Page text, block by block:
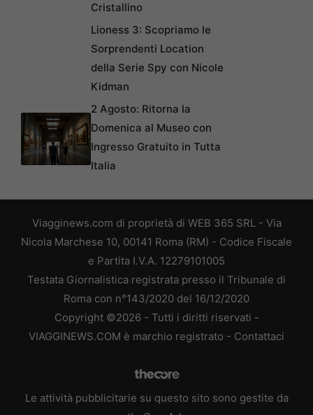
Cristallino
Lioness 3: Scopriamo le
Sorprendenti Location
della Serie Spy con Nicole
Kidman
2 Agosto: Ritorna la
Domenica al Museo con
Ingresso Gratuito in Tutta
Italia
Viagginews.com di proprietà di WEB 365 SRL - Via
Nicola Marchese 10, 00141 Roma (RM) - Codice Fiscale
e Partita I.V.A. 12279101005
Testata Giornalistica registrata presso il Tribunale di
Roma con n°143/2020 del 16/12/2020
Copyright ©2026 - Tutti i diritti riservati -
VIAGGINEWS.COM è marchio registrato - Contattaci
Le attività pubblicitarie su questo sito sono gestite da